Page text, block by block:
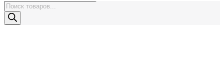
Поиск
товаров